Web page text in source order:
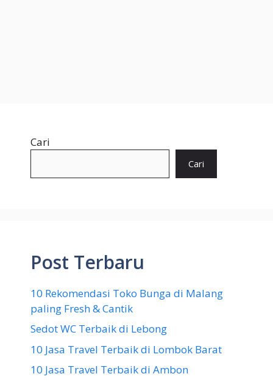
Cari
Cari
Post Terbaru
10 Rekomendasi Toko Bunga di Malang
paling Fresh & Cantik
Sedot WC Terbaik di Lebong
10 Jasa Travel Terbaik di Lombok Barat
10 Jasa Travel Terbaik di Ambon